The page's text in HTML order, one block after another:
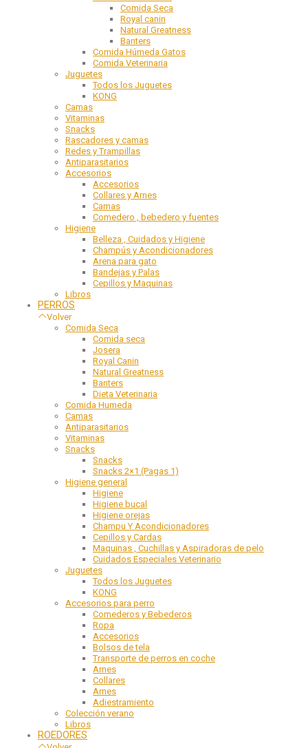
Comida Seca
Royal canin
Natural Greatness
Banters
Comida Húmeda Gatos
Comida Veterinaria
Juguetes
Todos los Juguetes
KONG
Camas
Vitaminas
Snacks
Rascadores y camas
Redes y Trampillas
Antiparasitarios
Accesorios
Accesorios
Collares y Arnes
Camas
Comedero , bebedero y fuentes
Higiene
Belleza , Cuidados y Higiene
Champús y Acondicionadores
Arena para gato
Bandejas y Palas
Cepillos y Maquinas
Libros
PERROS
Volver
Comida Seca
Comida seca
Josera
Royal Canin
Natural Greatness
Banters
Dieta Veterinaria
Comida Humeda
Camas
Antiparasitarios
Vitaminas
Snacks
Snacks
Snacks 2×1 (Pagas 1)
Higiene general
Higiene
Higiene bucal
Higiene orejas
Champu Y Acondicionadores
Cepillos y Cardas
Maquinas , Cuchillas y Aspiradoras de pelo
Cuidados Especiales Veterinario
Juguetes
Todos los Juguetes
KONG
Accesorios para perro
Comederos y Bebederos
Ropa
Accesorios
Bolsos de tela
Transporte de perros en coche
Arnes
Collares
Arnes
Adiestramiento
Colección verano
Libros
ROEDORES